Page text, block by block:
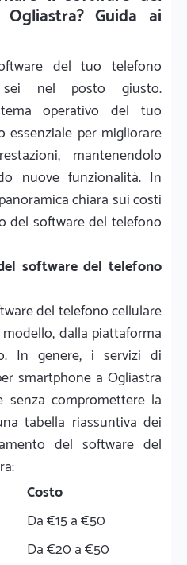
Guida ai
del tuo telefono
nel posto giusto.
operativo del tuo
per migliorare
mantenendolo
nuove funzionalità. In
chiara sui costi
del software del telefono
software del telefono
del telefono cellulare
dalla piattaforma
In genere, i servizi di
smartphone a Ogliastra
compromettere la
tabella riassuntiva dei
del software del
Costo
Da €15 a €50
Da €20 a €50